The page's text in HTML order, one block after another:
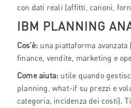
con dati reali (affitti, canoni,
IBM PLANNING
Cos’è: una piattaforma
finance, vendite, marketing e
Come aiuta: utile quando
planning, what-if su prezzi e
categoria, incidenza dei costi).